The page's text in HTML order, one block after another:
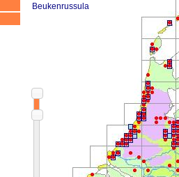
Beukenrussula